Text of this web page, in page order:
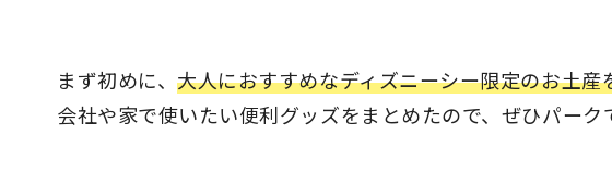
まず初めに、大人におすすめなディズニーシー限定のお土産
会社や家で使いたい便利グッズをまとめたので、ぜひパーク